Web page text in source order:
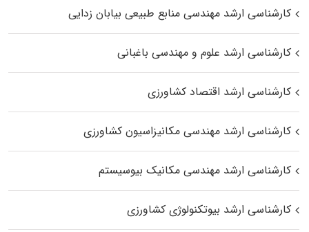
کارشناسی ارشد مهندسی منابع طبیعی بیابان زدایی
کارشناسی ارشد علوم و مهندسی باغبانی
کارشناسی ارشد اقتصاد کشاورزی
کارشناسی ارشد مهندسی مکانیزاسیون کشاورزی
کارشناسی ارشد مهندسی مکانیک بیوسیستم
کارشناسی ارشد بیوتکنولوژی کشاورزی